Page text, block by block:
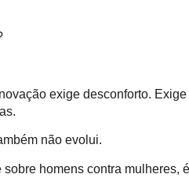
exige desconforto.
não evolui.
homens contra mulheres,